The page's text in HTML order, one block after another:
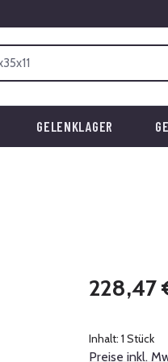
GELENKLAGER
Regulärer
228,47
Inhalt: 1 Stück
Preise inkl.